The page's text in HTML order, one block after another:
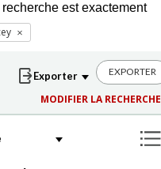
est exactement
EXPORTER
MODIFIER LA RECHERCHE